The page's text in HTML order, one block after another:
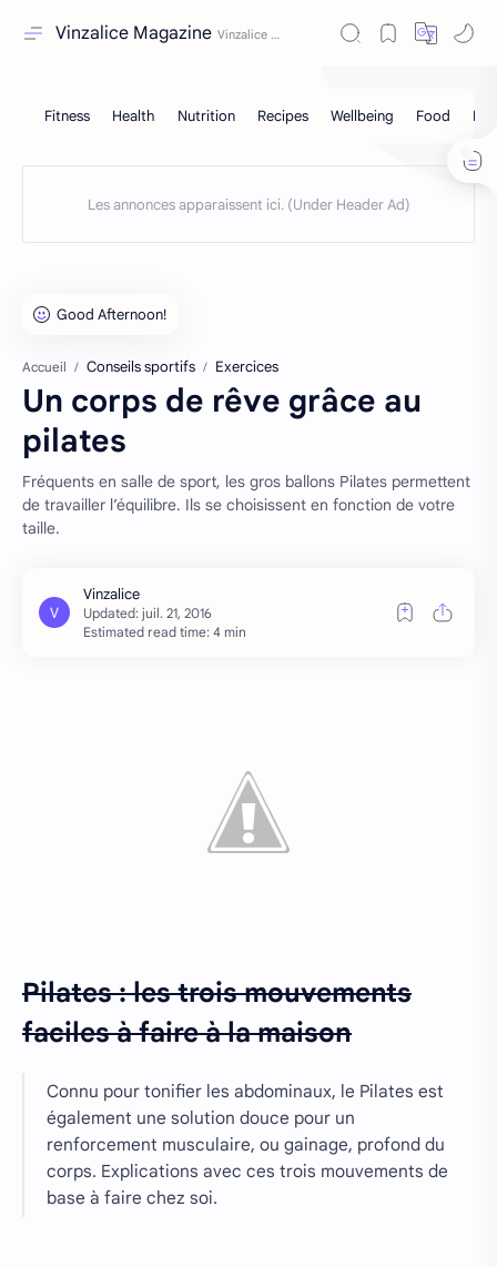
Vinzalice Magazine
Accueil Conseils sportifs Exercices
Un corps de rêve grâce au
pilates
Fréquents en salle de sport, les gros ballons Pilates permettent
de travailler l’équilibre. Ils se choisissent en fonction de votre
taille.
Estimated read time: 4 min
Pilates : les trois mouvements
faciles à faire à la maison
Connu pour tonifier les abdominaux, le Pilates est
également une solution douce pour un
renforcement musculaire, ou gainage, profond du
corps. Explications avec ces trois mouvements de
base à faire chez soi.